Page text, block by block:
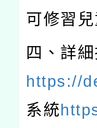
可修習
四、詳
https://
系統